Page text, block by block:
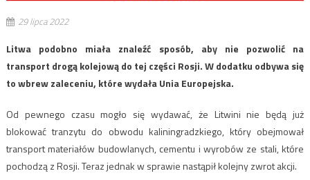
29 lipca 2022
Litwa podobno miała znaleźć sposób, aby nie pozwolić na
transport drogą kolejową do tej części Rosji. W dodatku odbywa się
to wbrew zaleceniu, które wydała Unia Europejska.
Od pewnego czasu mogło się wydawać, że Litwini nie będą już
blokować tranzytu do obwodu kaliningradzkiego, który obejmował
transport materiałów budowlanych, cementu i wyrobów ze stali, które
pochodzą z Rosji. Teraz jednak w sprawie nastąpił kolejny zwrot akcji.